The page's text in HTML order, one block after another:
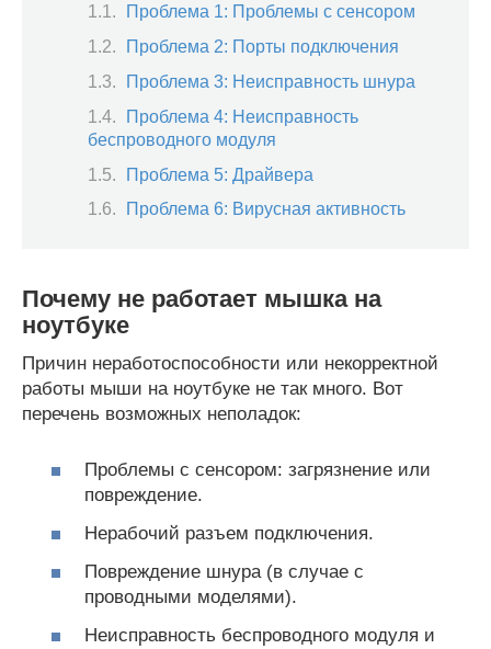
Проблема 1: Проблемы с сенсором
Проблема 2: Порты подключения
Проблема 3: Неисправность шнура
Проблема 4: Неисправность
беспроводного модуля
Проблема 5: Драйвера
Проблема 6: Вирусная активность
Почему не работает мышка на
ноутбуке
Причин неработоспособности или некорректной
работы мыши на ноутбуке не так много. Вот
перечень возможных неполадок:
Проблемы с сенсором: загрязнение или
повреждение.
Нерабочий разъем подключения.
Повреждение шнура (в случае с
проводными моделями).
Неисправность беспроводного модуля и